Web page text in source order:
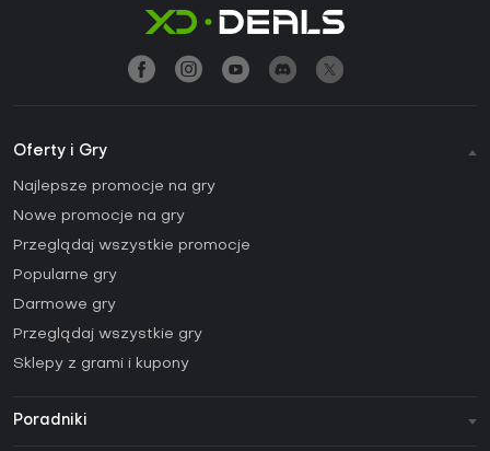
Oferty i Gry
Najlepsze promocje na gry
Nowe promocje na gry
Przeglądaj wszystkie promocje
Popularne gry
Darmowe gry
Przeglądaj wszystkie gry
Sklepy z grami i kupony
Poradniki